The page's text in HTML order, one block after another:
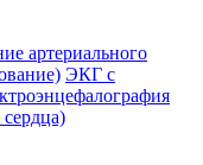
артериального
ЭКГ с